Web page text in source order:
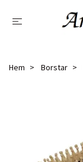
Hem Borstar